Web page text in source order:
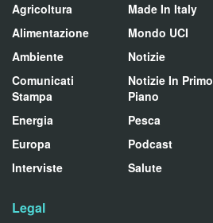
Agricoltura
Alimentazione
Ambiente
Comunicati
Stampa
Energia
Europa
Interviste
Made In Italy
Mondo UCI
Notizie
Notizie In Primo
Piano
Pesca
Podcast
Salute
Legal